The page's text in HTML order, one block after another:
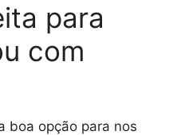
para
com
boa opção para nos